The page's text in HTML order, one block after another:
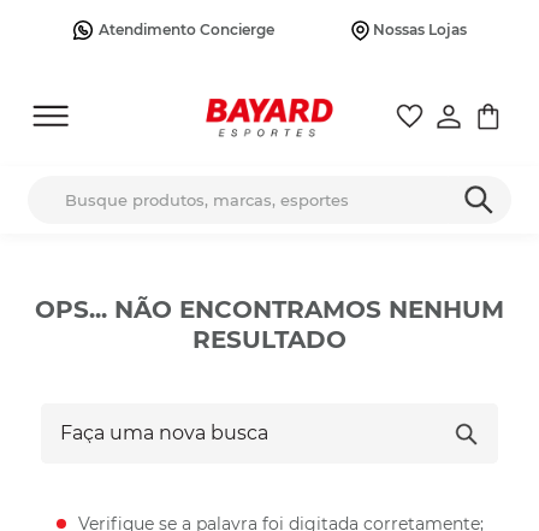
Atendimento Concierge Nossas Lojas
OPS... NÃO ENCONTRAMOS NENHUM
RESULTADO
Verifique se a palavra foi digitada corretamente;